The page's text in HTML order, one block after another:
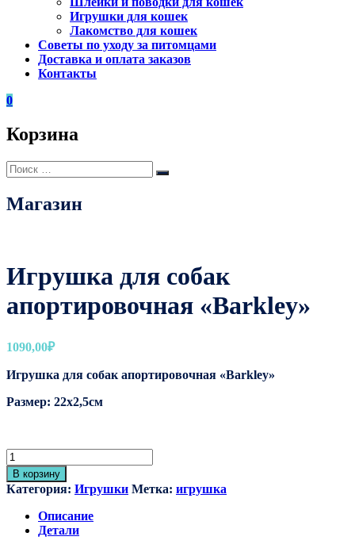
Игрушки для кошек
Лакомство для кошек
Советы по уходу за питомцами
Доставка и оплата заказов
Контакты
0
Корзина
Искать:
Поиск
Магазин
Игрушка для собак
апортировочная «Barkley»
1090,00₽
Игрушка для собак апортировочная «Barkley»
Размер: 22х2,5см
Количество
товара
Игрушка
для
собак
апортировочная
"Barkley"
В корзину
Категория: Игрушки Метка: игрушка
Описание
Детали